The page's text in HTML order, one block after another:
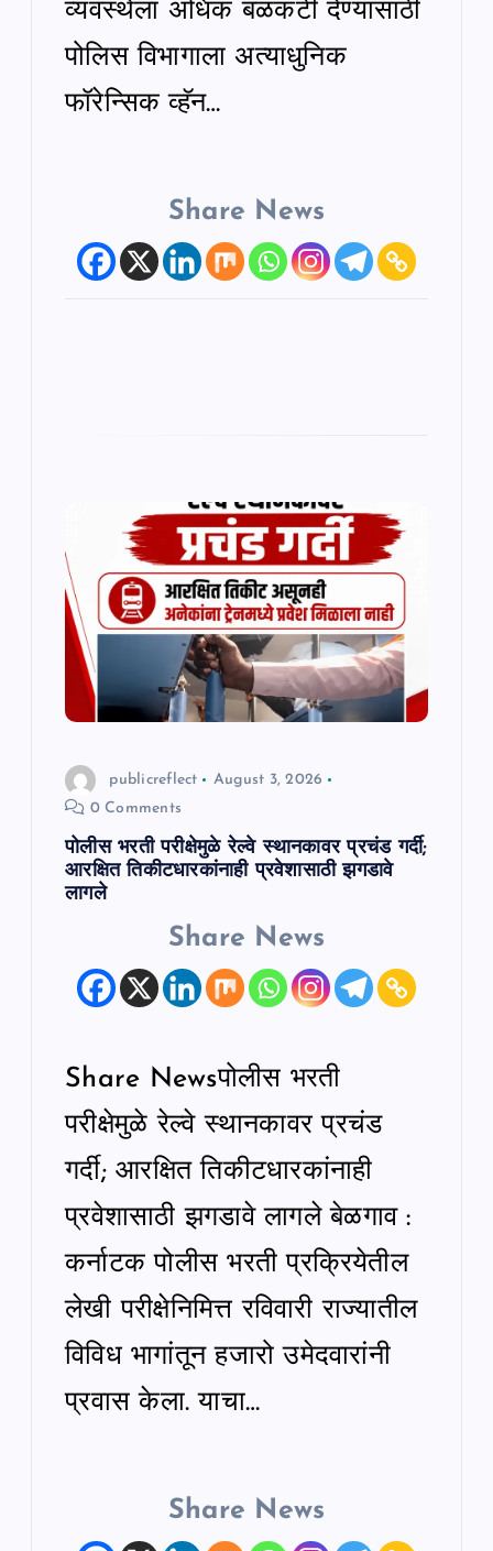
व्यवस्थेला अधिक बळकटी देण्यासाठी
पोलिस विभागाला अत्याधुनिक
फॉरेन्सिक व्हॅन…
Share News
publicreflect
August 3, 2026
0 Comments
पोलीस भरती परीक्षेमुळे रेल्वे स्थानकावर प्रचंड गर्दी;
आरक्षित तिकीटधारकांनाही प्रवेशासाठी झगडावे
लागले
Share News
Share Newsपोलीस भरती
परीक्षेमुळे रेल्वे स्थानकावर प्रचंड
गर्दी; आरक्षित तिकीटधारकांनाही
प्रवेशासाठी झगडावे लागले बेळगाव :
कर्नाटक पोलीस भरती प्रक्रियेतील
लेखी परीक्षेनिमित्त रविवारी राज्यातील
विविध भागांतून हजारो उमेदवारांनी
प्रवास केला. याचा…
Share News